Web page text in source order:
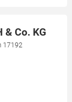
& Co. KG
17192